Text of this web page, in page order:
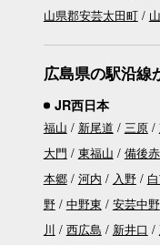
山県郡安芸太田町
広島県の駅沿線
JR西日本
福山 新尾道 三原
大門
東福山 備後
本郷
河内 入野
野
中野東 安芸中野
川
西広島 新井口